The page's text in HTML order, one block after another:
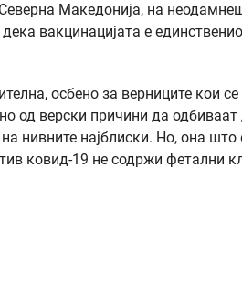
Македонија, на
вакцинацијата е
осбено за верниците кои се
од верски причини да
нивните најблиски. Но, она
ковид-19 не содржи фетални